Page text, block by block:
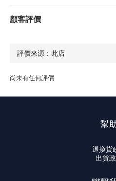
顧客評價
尚未有任何評價
幫
退換貨
出貨